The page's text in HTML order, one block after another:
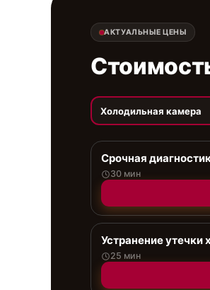
АКТУАЛЬНЫЕ ЦЕНЫ
Холодильная камера
Срочная
30 мин
Устранение утечки
25 мин